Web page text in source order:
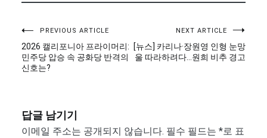
글
탐
색
PREVIOUS ARTICLE
2026 캘리포니아 프라이머리:
민주당 압승 속 공화당 반격의
신호는?
NEXT ARTICLE
[뉴스] 카리나·장원영 인형 눈망
울 따라하려다…원희 비추 경고
답글 남기기
이메일 주소는 공개되지 않습니다. 필수 필드는 *로 표